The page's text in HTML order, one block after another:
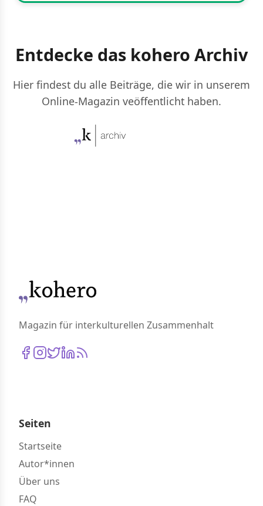
Entdecke das kohero Archiv
Hier findest du alle Beiträge, die wir in unserem
Online-Magazin veöffentlicht haben.
Magazin für interkulturellen Zusammenhalt
Seiten
Startseite
Autor*innen
Über uns
FAQ